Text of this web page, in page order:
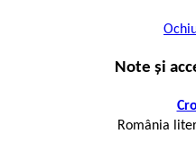
Note și
România